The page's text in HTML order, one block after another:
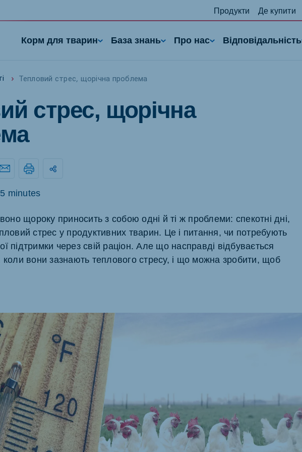
Продукти Де купити
Корм для тварин База знань Про нас Відповідальність
Тепловий стрес, щорічна проблема
стрес, щорічна
5 minutes
щороку приносить з собою одні й ті ж проблеми: спекотні дні,
стрес у продуктивних тварин. Це і питання, чи потребують
підтримки через свій раціон. Але що насправді відбувається
коли вони зазнають теплового стресу, і що можна зробити, щоб
Serbian
Africa Ghana (Koudijs)
English
(Koudijs)